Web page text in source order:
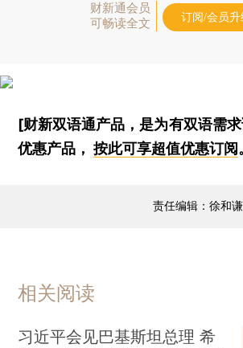
财新通会员
可畅读全文
订阅/会员升
[财新双语通产品，是为有双语需
优惠产品，按此可享超值优惠订阅
责任编辑：徐和
相关阅读
习近平会见巴基斯坦总理 希